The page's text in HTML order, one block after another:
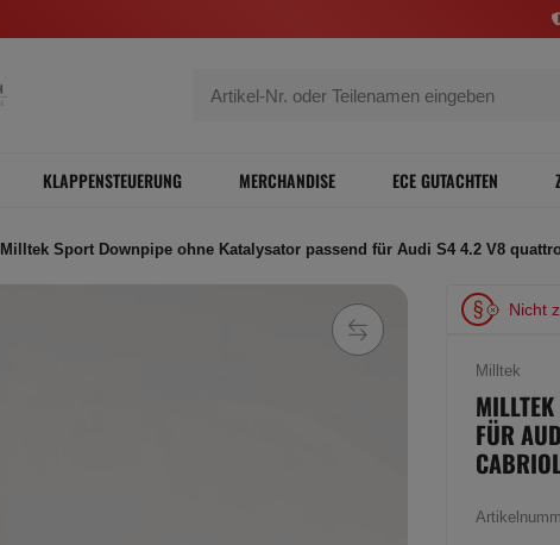
KLAPPENSTEUERUNG MERCHANDISE ECE GUTACHTEN
Milltek Sport Downpipe ohne Katalysator passend für Audi S4 4.2 V8
Nicht
Milltek
FÜR